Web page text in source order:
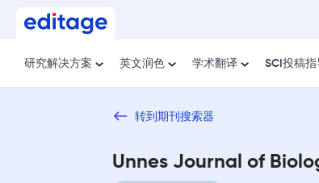
研究解决方案 英文润色 学术翻译 SCI投稿指
转到期刊搜索器
Unnes Journal of